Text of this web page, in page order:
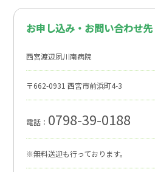
お申し込み・お問い合わせ先
西宮渡辺夙川南病院
〒662-0931 西宮市前浜町4-3
電話： 0798-39-0188
※無料送迎も行っております。